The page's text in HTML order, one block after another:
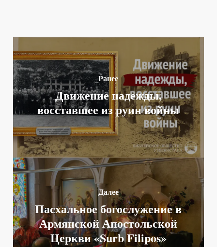
Ранее
Движение надежды,
восставшее из руин войны
Далее
Пасхальное богослужение в
Армянской Апостольской
Церкви «Surb Filipos»